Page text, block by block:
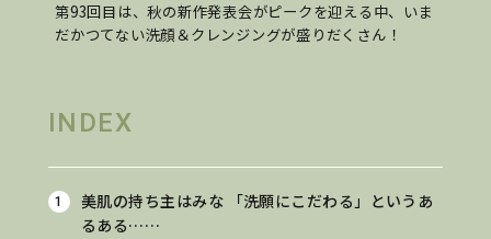
第93回目は、秋の新作発表会がピークを迎える中、いま
だかつてない洗顔＆クレンジングが盛りだくさん！
INDEX
美肌の持ち主はみな
「洗願にこだわる」というあ
るある……